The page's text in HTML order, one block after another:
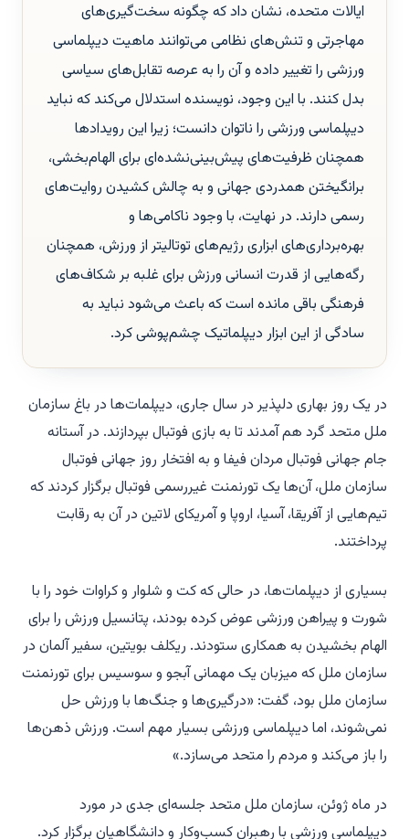
ایالات متحده، نشان داد که چگونه سخت‌گیری‌های
مهاجرتی و تنش‌های نظامی می‌توانند ماهیت دیپلماسی
ورزشی را تغییر داده و آن را به عرصه تقابل‌های سیاسی
بدل کنند. با این وجود، نویسنده استدلال می‌کند که نباید
دیپلماسی ورزشی را ناتوان دانست؛ زیرا این رویدادها
همچنان ظرفیت‌های پیش‌بینی‌نشده‌ای برای الهام‌بخشی،
برانگیختن همدردی جهانی و به چالش کشیدن روایت‌های
رسمی دارند. در نهایت، با وجود ناکامی‌ها و
بهره‌برداری‌های ابزاری رژیم‌های توتالیتر از ورزش، همچنان
رگه‌هایی از قدرت انسانی ورزش برای غلبه بر شکاف‌های
فرهنگی باقی مانده است که باعث می‌شود نباید به
سادگی از این ابزار دیپلماتیک چشم‌پوشی کرد.
در یک روز بهاری دلپذیر در سال جاری، دیپلمات‌ها در باغ سازمان
ملل متحد گرد هم آمدند تا به بازی فوتبال بپردازند. در آستانه
جام جهانی فوتبال مردان فیفا و به افتخار روز جهانی فوتبال
سازمان ملل، آن‌ها یک تورنمنت غیررسمی فوتبال برگزار کردند که
تیم‌هایی از آفریقا، آسیا، اروپا و آمریکای لاتین در آن به رقابت
پرداختند.
بسیاری از دیپلمات‌ها، در حالی که کت و شلوار و کراوات خود را با
شورت و پیراهن ورزشی عوض کرده بودند، پتانسیل ورزش را برای
الهام بخشیدن به همکاری ستودند. ریکلف بویتین، سفیر آلمان در
سازمان ملل که میزبان یک مهمانی آبجو و سوسیس برای تورنمنت
سازمان ملل بود، گفت: «درگیری‌ها و جنگ‌ها با ورزش حل
نمی‌شوند، اما دیپلماسی ورزشی بسیار مهم است. ورزش ذهن‌ها
را باز می‌کند و مردم را متحد می‌سازد.»
در ماه ژوئن، سازمان ملل متحد جلسه‌ای جدی در مورد
دیپلماسی ورزشی با رهبران کسب‌وکار و دانشگاهیان برگزار کرد.